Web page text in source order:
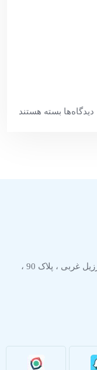
دیدگاه‌ها بسته هستند
ونک ، خیابان ملاصدرا ، خ شیراز جنوبی ، خ برزیل غربی ، پلاک 90 ،